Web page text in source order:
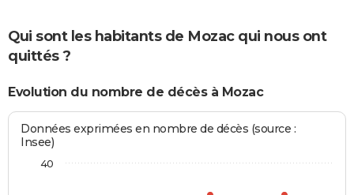
Qui sont les habitants de Mozac qui nous ont
quittés ?
Evolution du nombre de décès à Mozac
Données exprimées en nombre de décès (source :
Insee)
40